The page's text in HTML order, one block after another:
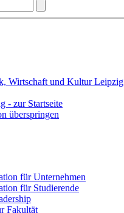
Wirtschaft und Kultur Leipzig
überspringen
für Unternehmen
für Studierende
Fakultät